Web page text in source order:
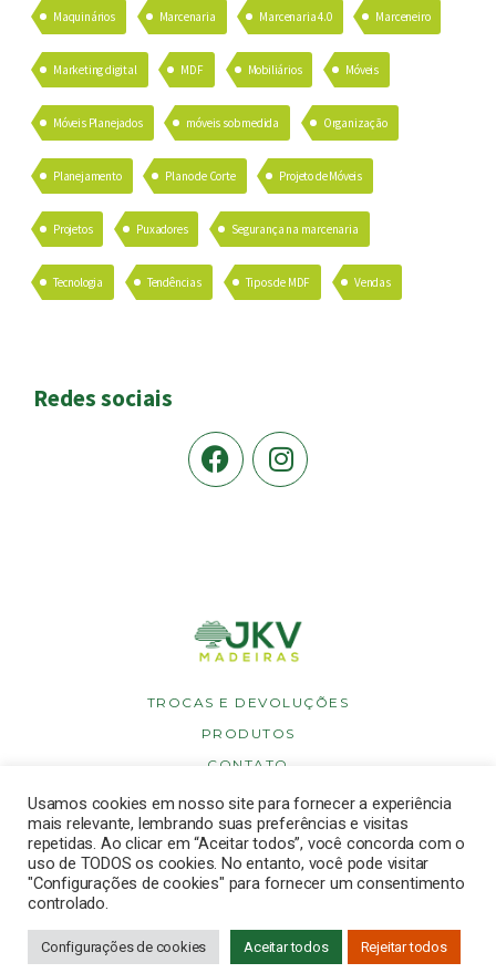
Maquinários Marcenaria Marcenaria 4.0 Marceneiro
Marketing digital MDF Mobiliários Móveis
Móveis Planejados móveis sob medida Organização
Planejamento Plano de Corte Projeto de Móveis
Projetos Puxadores Segurança na marcenaria
Tecnologia Tendências Tipos de MDF Vendas
Redes sociais
TROCAS E DEVOLUÇÕES
PRODUTOS
CONTATO
POLÍTICA DE PRIVACIDADE
POLÍTICA DE COOKIES
Copyright © 2026 JKV Madeiras. Todos os direitos reservados.
Desenvolvido porDinbrasil.
Usamos cookies em nosso site para fornecer a experiência
mais relevante, lembrando suas preferências e visitas
repetidas. Ao clicar em “Aceitar todos”, você concorda com o
uso de TODOS os cookies. No entanto, você pode visitar
"Configurações de cookies" para fornecer um consentimento
controlado.
Configurações de cookies Aceitar todos Rejeitar todos